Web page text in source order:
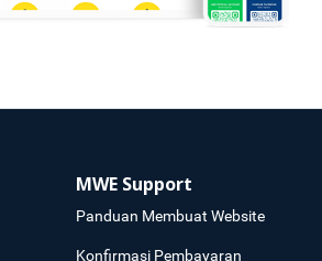
MWE Support
Panduan Membuat Website
Konfirmasi Pembayaran